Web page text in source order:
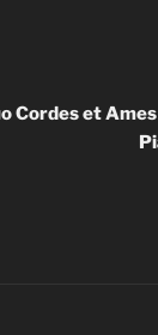
Cordes et